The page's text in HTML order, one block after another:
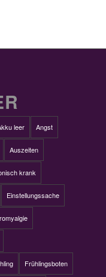
leer Angst
Auszeiten
krank
Einstellungssache
Frühlingsboten